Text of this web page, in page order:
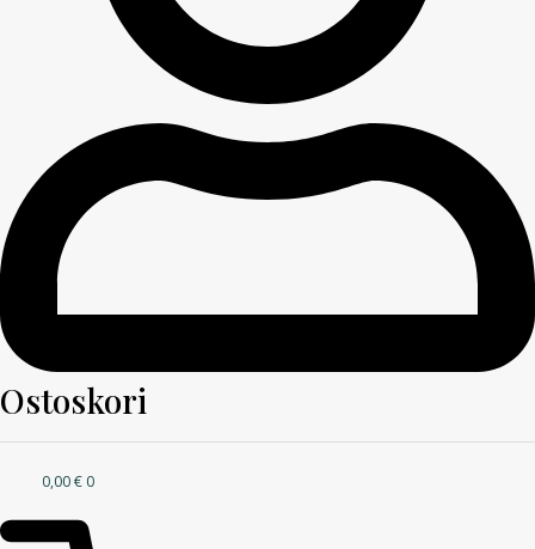
Ostoskori
0,00€ 0